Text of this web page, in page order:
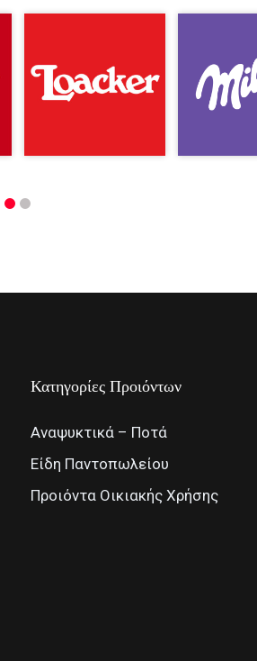
Κατηγορίες Προιόντων
Αναψυκτικά – Ποτά
Είδη Παντοπωλείου
Προιόντα Οικιακής Χρήσης